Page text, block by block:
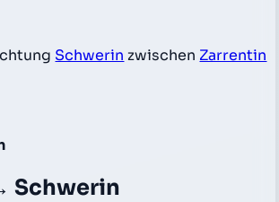
Schwerin zwischen Zarrentin
Schwerin